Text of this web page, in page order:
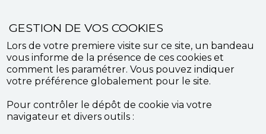
GESTION DE VOS COOKIES
Lors de votre premiere visite sur ce site, un bandeau
vous informe de la présence de ces cookies et
comment les paramétrer. Vous pouvez indiquer
votre préférence globalement pour le site.
Pour contrôler le dépôt de cookie via votre
navigateur et divers outils :